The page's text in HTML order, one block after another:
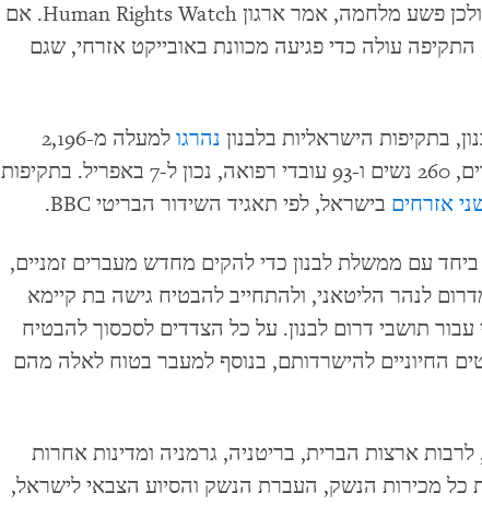
התקיפה הייתה לא-מידתית, ולכן פשע מלחמה, אמר ארגון Human Rights Watch. אם
עולה כדי פגיעה מכוונת באובייקט אזרחי, שגם
בתקיפות הישראליות בלבנון נהרגו
למעלה מ-2,196
אנשים, ובהם יותר מ-172 ילדים, 260 נשים ו-93 עובדי רפואה, נכון ל-7 באפריל. בתקיפות
אזרחים בישראל, לפי תאגיד השידור הבריטי BBC.
עם ממשלת לבנון כדי להקים מחדש מעברים זמניים,
לנהר הליטאני, ולהתחייב להבטיח גישה בת קיימא
עבור תושבי דרום לבנון. על כל הצדדים לסכסוך להבטיח
החיוניים להישרדותם, בנוסף למעבר בטוח לאלה מהם
ארצות הברית, בריטניה, גרמניה ומדינות אחרות
כל מכירות הנשק, העברת הנשק והסיוע הצבאי לישראל,